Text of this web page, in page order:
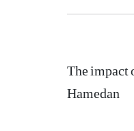
The impact
Hamedan